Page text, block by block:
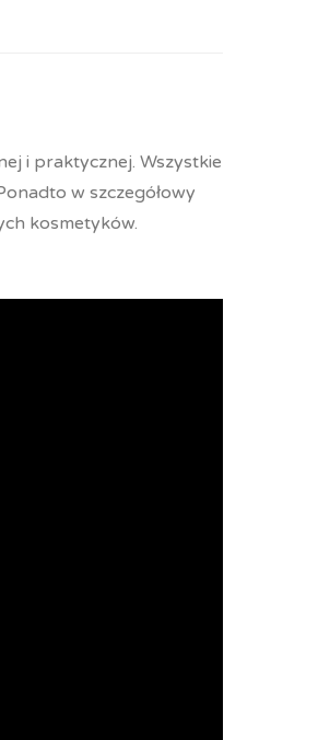
i praktycznej. Wszystkie
w szczegółowy
kosmetyków.